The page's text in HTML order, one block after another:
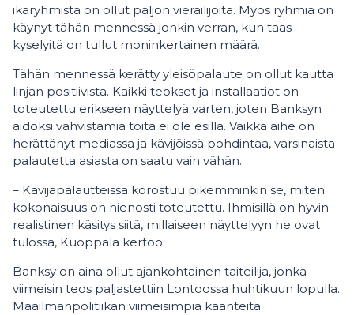
ikäryhmistä on ollut paljon vierailijoita. Myös ryhmiä on
käynyt tähän mennessä jonkin verran, kun taas
kyselyitä on tullut moninkertainen määrä.
Tähän mennessä kerätty yleisöpalaute on ollut kautta
linjan positiivista. Kaikki teokset ja installaatiot on
toteutettu erikseen näyttelyä varten, joten Banksyn
aidoksi vahvistamia töitä ei ole esillä. Vaikka aihe on
herättänyt mediassa ja kävijöissä pohdintaa, varsinaista
palautetta asiasta on saatu vain vähän.
– Kävijäpalautteissa korostuu pikemminkin se, miten
kokonaisuus on hienosti toteutettu. Ihmisillä on hyvin
realistinen käsitys siitä, millaiseen näyttelyyn he ovat
tulossa, Kuoppala kertoo.
Banksy on aina ollut ajankohtainen taiteilija, jonka
viimeisin teos paljastettiin Lontoossa huhtikuun lopulla.
Maailmanpolitiikan viimeisimpiä käänteitä